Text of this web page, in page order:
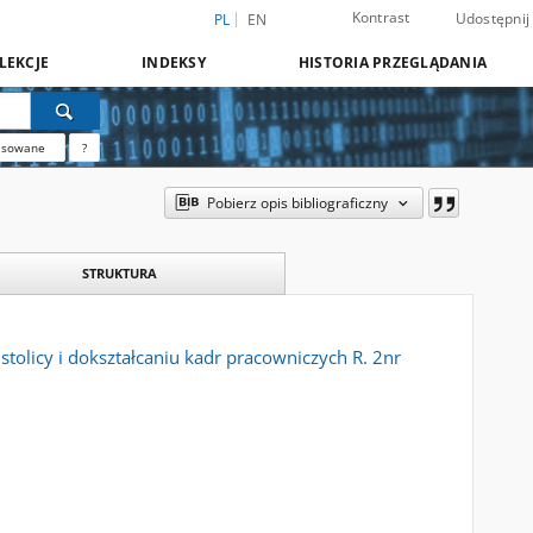
PL EN Kontrast Udostępnij
INDEKSY HISTORIA PRZEGLĄDANIA
?
Pobierz opis bibliograficzny
STRUKTURA
i dokształcaniu kadr pracowniczych R. 2nr